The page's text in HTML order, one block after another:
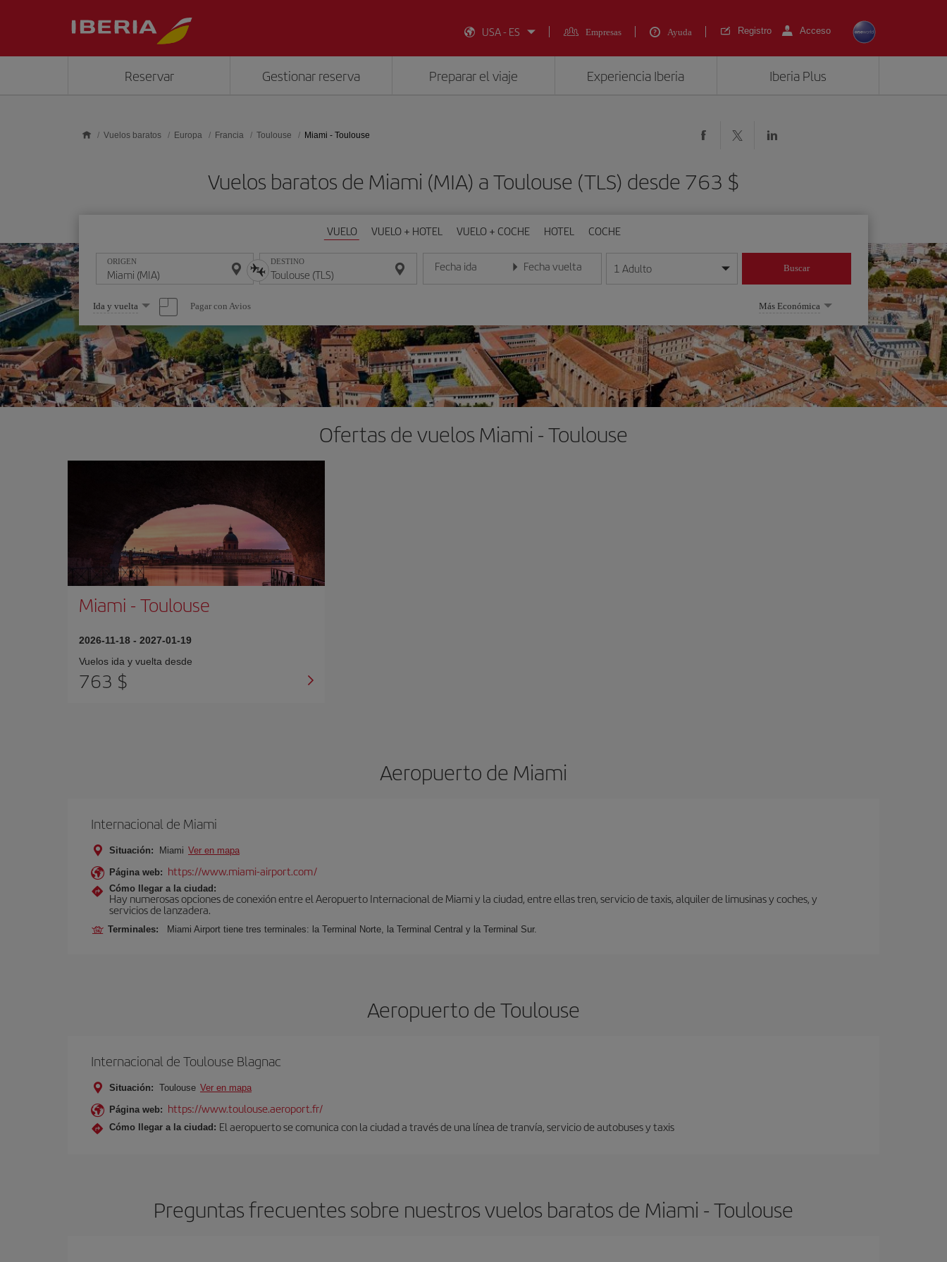
USA - ES
Empresas Ayuda Registro Acceso
Reservar Gestionar reserva Preparar el viaje Experiencia Iberia Iberia Plus
Vuelos baratos Europa Francia Toulouse Miami - Toulouse
Vuelos baratos de Miami (MIA) a Toulouse (TLS) desde 763 $
VUELO VUELO + HOTEL VUELO + COCHE HOTEL COCHE
ORIGEN DESTINO Fecha ida
Introduce la fecha en formato día/mes/año
Fecha vuelta
Introduce la fecha en formato día/mes/año
1 Adulto Buscar
Seleccione
una
opción
Ida y vuelta Pagar con Avios Más Económica
Ofertas de vuelos Miami - Toulouse
Miami -Toulouse
2026-11-18 - 2027-01-19
Vuelos ida y vuelta desde
763 $
Aeropuerto de Miami
Internacional de Miami
Situación: Miami Ver en mapa
Página web: https://www.miami-airport.com/
Cómo llegar a la ciudad:
Hay numerosas opciones de conexión entre el Aeropuerto Internacional de Miami y la ciudad, entre ellas tren, servicio de taxis, alquiler de limusinas y coches, y
servicios de lanzadera.
Terminales: Miami Airport tiene tres terminales: la Terminal Norte, la Terminal Central y la Terminal Sur.
Aeropuerto de Toulouse
Internacional de Toulouse Blagnac
Situación: Toulouse Ver en mapa
Página web: https://www.toulouse.aeroport.fr/
Cómo llegar a la ciudad: El aeropuerto se comunica con la ciudad a través de una línea de tranvía, servicio de autobuses y taxis
Preguntas frecuentes sobre nuestros vuelos baratos de Miami - Toulouse